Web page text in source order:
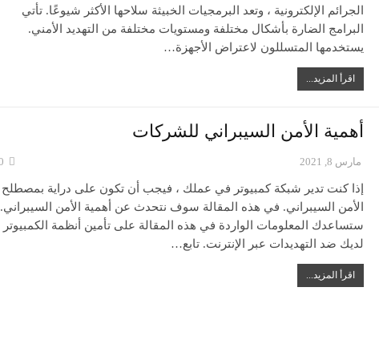
الجرائم الإلكترونية ، وتعد البرمجيات الخبيثة سلاحها الأكثر شيوعًا. تأتي
البرامج الضارة بأشكال مختلفة ومستويات مختلفة من التهديد الأمني.
يستخدمها المتسللون لاعتراض الأجهزة…
اقرأ المزيد...
أهمية الأمن السيبراني للشركات
مارس 8, 2021
إذا كنت تدير شبكة كمبيوتر في عملك ، فيجب أن تكون على دراية بمصطلح
الأمن السيبراني. في هذه المقالة سوف نتحدث عن أهمية الأمن السيبراني.
ستساعدك المعلومات الواردة في هذه المقالة على تأمين أنظمة الكمبيوتر
لديك ضد التهديدات عبر الإنترنت. تابع…
اقرأ المزيد...